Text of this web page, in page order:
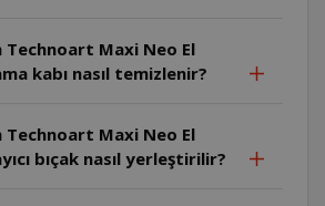
Technoart Maxi Neo El
kabı nasıl temizlenir?
Technoart Maxi Neo El
bıçak nasıl yerleştirilir?